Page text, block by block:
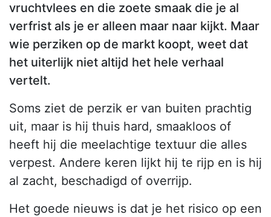
vruchtvlees en die zoete smaak die je al
verfrist als je er alleen maar naar kijkt. Maar
wie perziken op de markt koopt, weet dat
het uiterlijk niet altijd het hele verhaal
vertelt.
Soms ziet de perzik er van buiten prachtig
uit, maar is hij thuis hard, smaakloos of
heeft hij die meelachtige textuur die alles
verpest. Andere keren lijkt hij te rijp en is hij
al zacht, beschadigd of overrijp.
Het goede nieuws is dat je het risico op een